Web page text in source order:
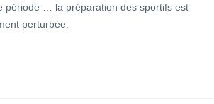
période … la préparation des sportifs est
perturbée.